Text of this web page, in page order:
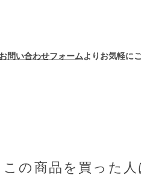
お問い合わせフォームよりお気軽に
この商品を買った